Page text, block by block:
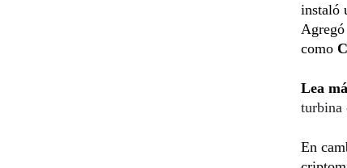
instaló
como
Lea
turbina
En